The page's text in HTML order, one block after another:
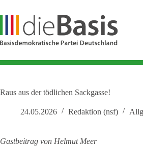
springen
Raus aus der tödlichen Sackgasse!
24.05.2026 Redaktion (nsf)
Gastbeitrag von Helmut Meer